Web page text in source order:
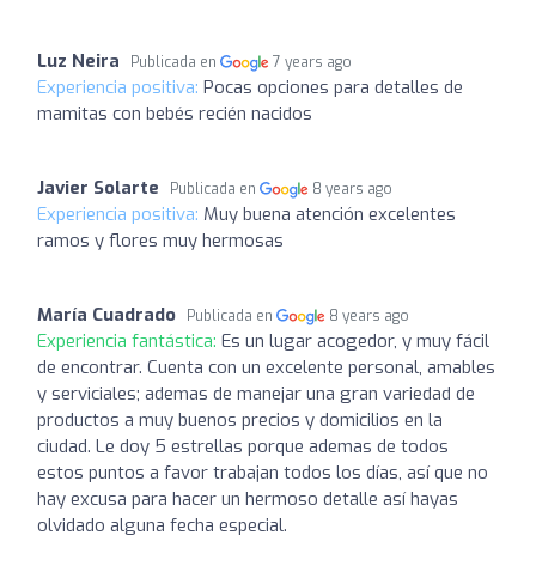
Luz Neira Publicada en 7 years ago
Experiencia positiva: Pocas opciones para detalles de
mamitas con bebés recién nacidos
Javier Solarte Publicada en 8 years ago
Experiencia positiva: Muy buena atención excelentes
ramos y flores muy hermosas
María Cuadrado Publicada en 8 years ago
Experiencia fantástica: Es un lugar acogedor, y muy fácil
de encontrar. Cuenta con un excelente personal, amables
y serviciales; ademas de manejar una gran variedad de
productos a muy buenos precios y domicilios en la
ciudad. Le doy 5 estrellas porque ademas de todos
estos puntos a favor trabajan todos los días, así que no
hay excusa para hacer un hermoso detalle así hayas
olvidado alguna fecha especial.